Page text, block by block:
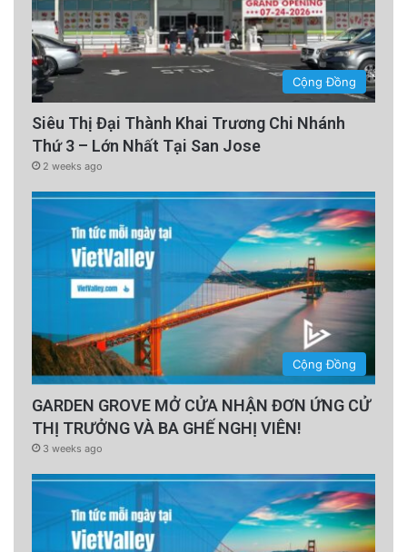
Cộng Đồng
Siêu Thị Đại Thành Khai Trương Chi Nhánh
Thứ 3 – Lớn Nhất Tại San Jose
2 weeks ago
Cộng Đồng
GARDEN GROVE MỞ CỬA NHẬN ĐƠN ỨNG CỬ
THỊ TRƯỞNG VÀ BA GHẾ NGHỊ VIÊN!
3 weeks ago